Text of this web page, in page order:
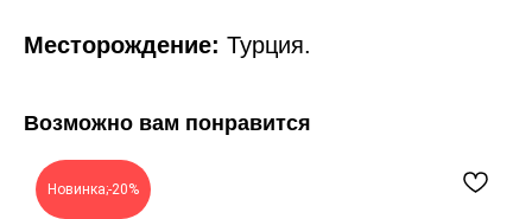
Месторождение: Турция.
Возможно вам понравится
Новинка;-20%